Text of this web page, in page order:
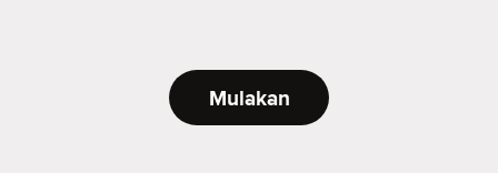
Mulakan